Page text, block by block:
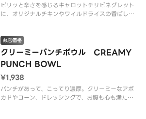
ピリッと辛さを感じるキャロットチリビネグレット
に、オリジナルチキンやワイルドライスの香ばし
やトマトの甘さが全体をまろやかにまとめてくれ
て、味も見た目もバランスよく仕上が
クリーミーパンチボウル CREAMY
PUNCH BOWL
お店価格
¥1,938
パンチがあって、こってり濃厚。クリーミーなアボ
カドやコーン、ドレッシングで、お腹も心も満たせ